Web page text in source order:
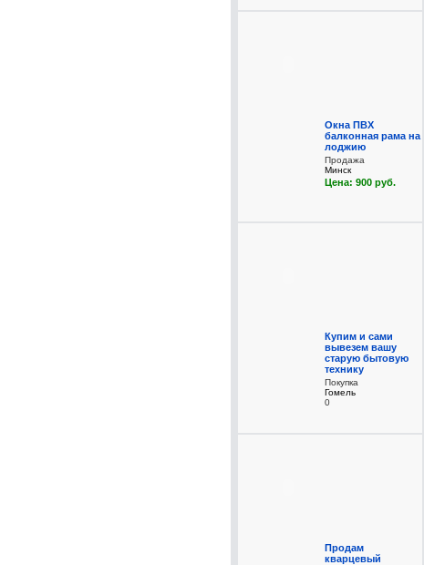
Окна ПВХ
балконная рама на
лоджию
Продажа
Минск
Цена: 900 руб.
Купим и сами
вывезем вашу
старую бытовую
технику
Покупка
Гомель
0
Продам
кварцевый